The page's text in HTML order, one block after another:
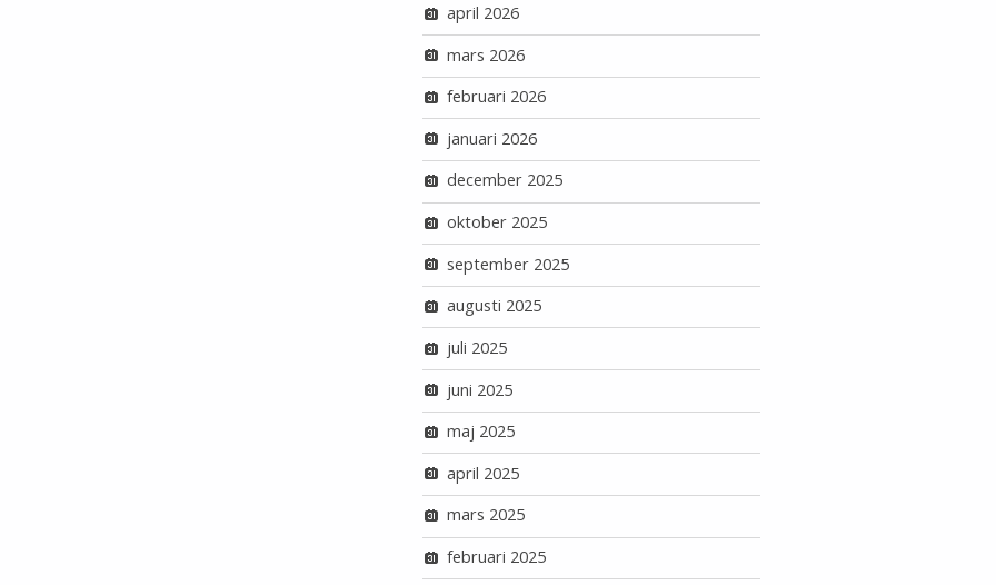
april 2026
mars 2026
februari 2026
januari 2026
december 2025
oktober 2025
september 2025
augusti 2025
juli 2025
juni 2025
maj 2025
april 2025
mars 2025
februari 2025